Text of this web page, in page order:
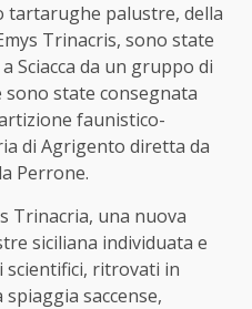
tartarughe palustre, della
Trinacris, sono state
Sciacca da un gruppo di
state consegnata
faunistico-
di Agrigento diretta da
Perrone.
Trinacria, una nuova
siciliana individuata e
scientifici, ritrovati in
saccense,